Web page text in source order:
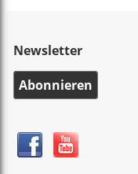
Newsletter
Abonnieren